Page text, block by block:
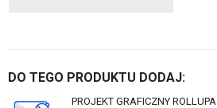
DO TEGO PRODUKTU DODAJ:
PROJEKT GRAFICZNY ROLLUPA